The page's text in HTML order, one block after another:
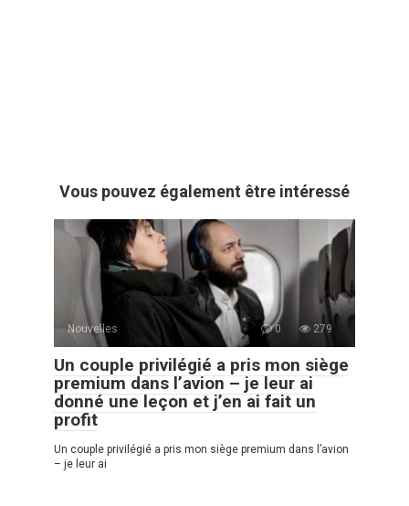
Vous pouvez également être intéressé
Nouvelles 0 279
Un couple privilégié a pris mon siège
premium dans l’avion – je leur ai
donné une leçon et j’en ai fait un
profit
Un couple privilégié a pris mon siège premium dans l’avion
– je leur ai